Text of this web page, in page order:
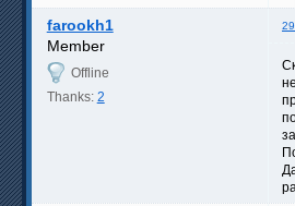
farookh1
Member
Offline
Thanks: 2